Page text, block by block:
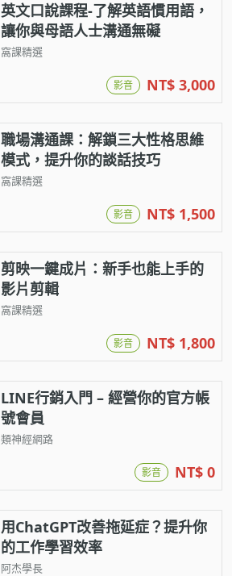
英文口說課程-了解英語慣用語，
讓你與母語人士溝通無礙
窩課精選
影音 NT$ 3,000
職場溝通課：解鎖三大性格思維
模式，提升你的談話技巧
窩課精選
影音 NT$ 1,500
剪映一鍵成片：新手也能上手的
影片剪輯
窩課精選
影音 NT$ 1,800
LINE行銷入門 – 經營你的官方帳
號會員
類神經網路
影音 NT$ 0
用ChatGPT改善拖延症？提升你
的工作學習效率
阿杰學長